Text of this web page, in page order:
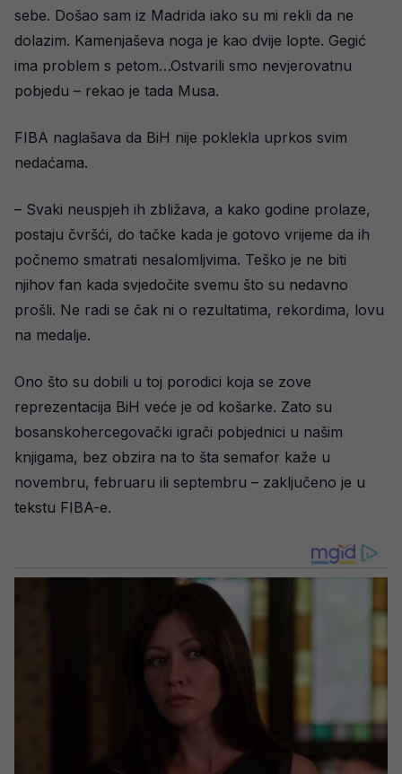
sebe. Došao sam iz Madrida iako su mi rekli da ne
dolazim. Kamenjaševa noga je kao dvije lopte. Gegić
ima problem s petom…Ostvarili smo nevjerovatnu
pobjedu – rekao je tada Musa.
FIBA naglašava da BiH nije poklekla uprkos svim
nedaćama.
– Svaki neuspjeh ih zbližava, a kako godine prolaze,
postaju čvršći, do tačke kada je gotovo vrijeme da ih
počnemo smatrati nesalomljvima. Teško je ne biti
njihov fan kada svjedočite svemu što su nedavno
prošli. Ne radi se čak ni o rezultatima, rekordima, lovu
na medalje.
Ono što su dobili u toj porodici koja se zove
reprezentacija BiH veće je od košarke. Zato su
bosanskohercegovački igrači pobjednici u našim
knjigama, bez obzira na to šta semafor kaže u
novembru, februaru ili septembru – zaključeno je u
tekstu FIBA-e.